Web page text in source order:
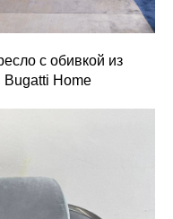
с обивкой из
Bugatti Home